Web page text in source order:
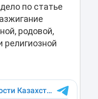
по статье
родовой,
религиозной